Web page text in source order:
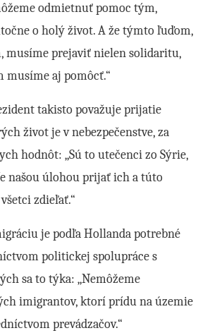
odmietnuť pomoc tým,
o holý život. A že týmto ľuďom,
musíme prejaviť nielen solidaritu,
musíme aj pomôcť.“
takisto považuje prijatie
život je v nebezpečenstve, za
hodnôt: „Sú to utečenci zo Sýrie,
našou úlohou prijať ich a túto
zdieľať.“
je podľa Hollanda potrebné
politickej spolupráce s
sa to týka: „Nemôžeme
imigrantov, ktorí prídu na územie
prevádzačov.“